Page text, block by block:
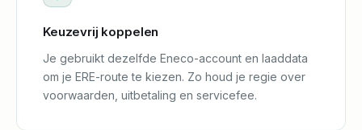
Keuzevrij koppelen
Je gebruikt dezelfde Eneco-account en laaddata
om je ERE-route te kiezen. Zo houd je regie over
voorwaarden, uitbetaling en servicefee.